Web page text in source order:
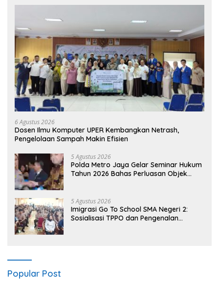
6 Agustus 2026
Dosen Ilmu Komputer UPER Kembangkan Netrash,
Pengelolaan Sampah Makin Efisien
5 Agustus 2026
Polda Metro Jaya Gelar Seminar Hukum
Tahun 2026 Bahas Perluasan Objek
5 Agustus 2026
Imigrasi Go To School SMA Negeri 2:
Sosialisasi TPPO dan Pengenalan
Popular Post